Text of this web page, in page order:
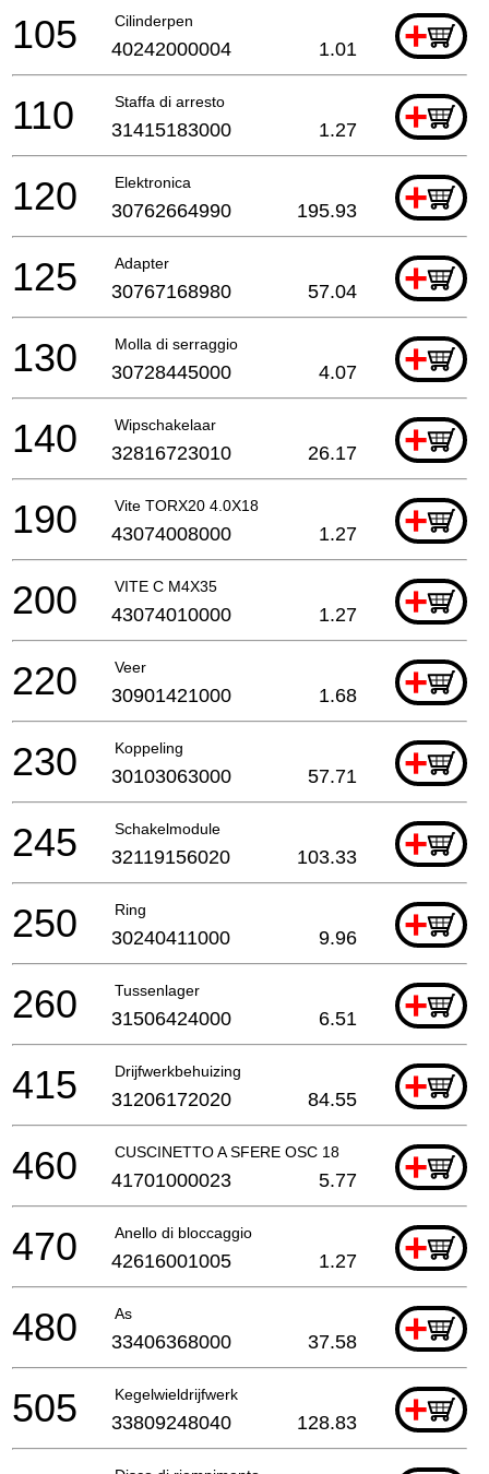
Cilinderpen +
105 40242000004 1.01
Staffa di arresto +
110 31415183000 1.27
Elektronica +
120 30762664990 195.93
Adapter +
125 30767168980 57.04
Molla di serraggio +
130 30728445000 4.07
Wipschakelaar +
140 32816723010 26.17
Vite TORX20 4.0X18 +
190 43074008000 1.27
VITE C M4X35 +
200 43074010000 1.27
Veer +
220 30901421000 1.68
Koppeling +
230 30103063000 57.71
Schakelmodule +
245 32119156020 103.33
Ring +
250 30240411000 9.96
Tussenlager +
260 31506424000 6.51
Drijfwerkbehuizing +
415 31206172020 84.55
CUSCINETTO A SFERE OSC 18 +
460 41701000023 5.77
Anello di bloccaggio +
470 42616001005 1.27
As +
480 33406368000 37.58
Kegelwieldrijfwerk +
505 33809248040 128.83